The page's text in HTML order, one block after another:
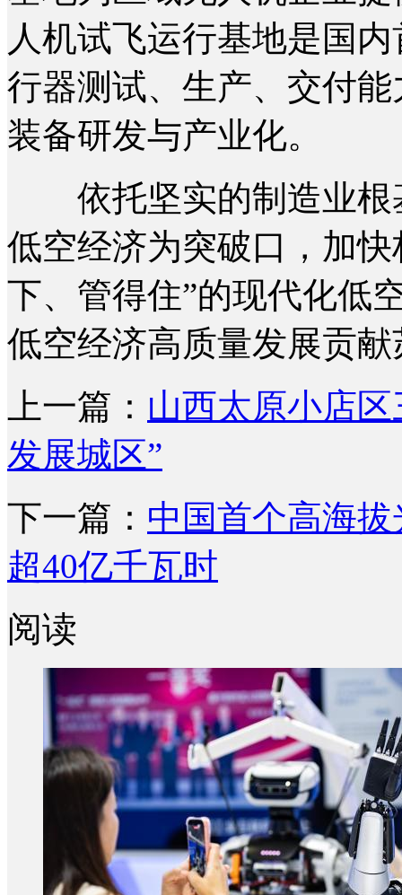
人机试飞运行基地是国
行器测试、生产、交付
装备研发与产业化。
依托坚实的制造业根
低空经济为突破口，加
下、管得住”的现代化低
低空经济高质量发展贡
上一篇： 山西太原小店
发展城区”
下一篇： 中国首个高海
超40亿千瓦时
阅读